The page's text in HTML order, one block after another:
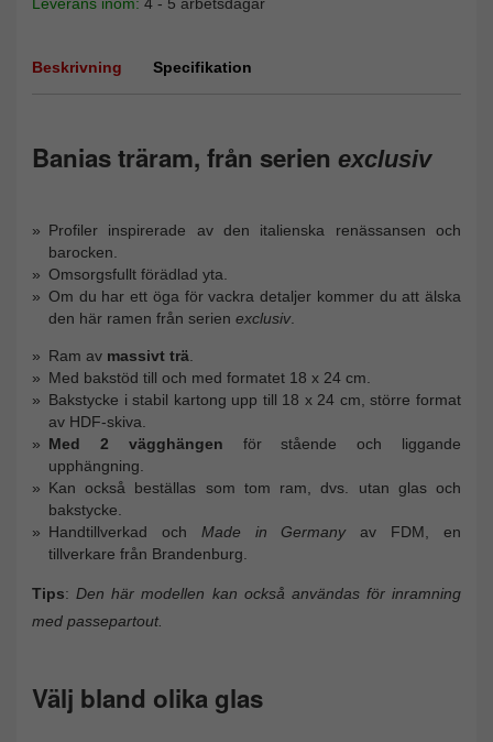
Beskrivning Specifikation
Banias träram, från serien exclusiv
Profiler inspirerade av den italienska renässansen och
barocken.
Omsorgsfullt förädlad yta.
Om du har ett öga för vackra detaljer kommer du att älska
den här ramen från serien exclusiv.
Ram av massivt trä
Med bakstöd till och med formatet 18 x 24 cm.
Bakstycke i stabil kartong upp till 18 x 24 cm, större format
av HDF-skiva.
Med 2 vägghängen för stående och liggande
upphängning.
Kan också beställas som tom ram, dvs. utan glas och
bakstycke.
Handtillverkad och Made in Germanyav FDM, en
tillverkare från Brandenburg.
Tips: Den här modellen kan också användas för inramning
med passepartout.
Välj bland olika glas